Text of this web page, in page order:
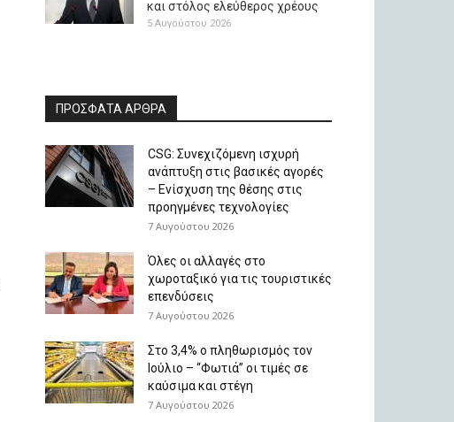
και στόλος ελεύθερος χρέους
5 Αυγούστου 2026
ΠΡΟΣΦΑΤΑ ΑΡΘΡΑ
CSG: Συνεχιζόμενη ισχυρή
ανάπτυξη στις βασικές αγορές
– Ενίσχυση της θέσης στις
προηγμένες τεχνολογίες
7 Αυγούστου 2026
Όλες οι αλλαγές στο
χωροταξικό για τις τουριστικές
επενδύσεις
7 Αυγούστου 2026
Στο 3,4% ο πληθωρισμός τον
Ιούλιο – “Φωτιά” οι τιμές σε
καύσιμα και στέγη
7 Αυγούστου 2026